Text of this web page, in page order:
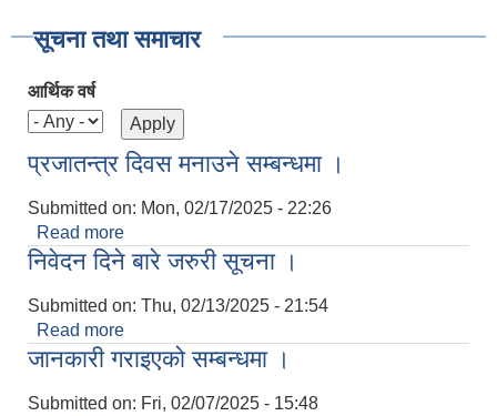
सूचना तथा समाचार
आर्थिक वर्ष
प्रजातन्त्र दिवस मनाउने सम्बन्धमा ।
Submitted on: Mon, 02/17/2025 - 22:26
Read more
निवेदन दिने बारे जरुरी सूचना ।
Submitted on: Thu, 02/13/2025 - 21:54
Read more
जानकारी गराइएको सम्बन्धमा ।
Submitted on: Fri, 02/07/2025 - 15:48